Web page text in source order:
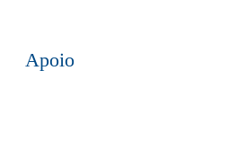
Apoio